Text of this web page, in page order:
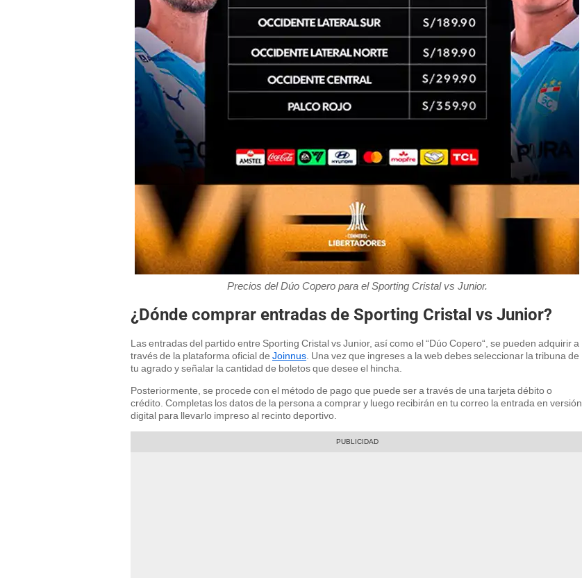
Precios del Dúo Copero para el Sporting Cristal vs Junior.
¿Dónde comprar entradas de Sporting Cristal vs Junior?
Las entradas del partido entre Sporting Cristal vs Junior, así como el “Dúo Copero“, se pueden adquirir a
través de la plataforma oficial de Joinnus. Una vez que ingreses a la web debes seleccionar la tribuna de
tu agrado y señalar la cantidad de boletos que desee el hincha.
Posteriormente, se procede con el método de pago que puede ser a través de una tarjeta débito o
crédito. Completas los datos de la persona a comprar y luego recibirán en tu correo la entrada en versión
digital para llevarlo impreso al recinto deportivo.